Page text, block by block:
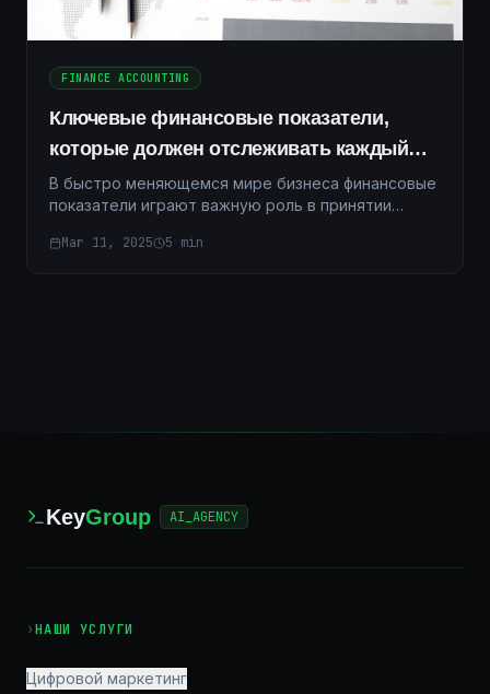
FINANCE ACCOUNTING
Ключевые финансовые показатели,
которые должен отслеживать каждый
бизнес-лидер
В быстро меняющемся мире бизнеса финансовые
показатели играют важную роль в принятии
Лидеры бизнеса должны быть впереди, понимая
Mar 11, 2025 5 min
KeyGroup AI_AGENCY
›НАШИ УСЛУГИ
Цифровой маркетинг